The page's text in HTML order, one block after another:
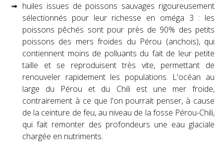
huiles issues de poissons sauvages rigoureusement
sélectionnés pour leur richesse en oméga 3 : les
poissons pêchés sont pour près de 90% des petits
poissons des mers froides du Pérou (anchois), qui
contiennent moins de polluants du fait de leur petite
taille et se reproduisent très vite, permettant de
renouveler rapidement les populations. L'océan au
large du Pérou et du Chili est une mer froide,
contrairement à ce que l'on pourrait penser, à cause
de la ceinture de feu, au niveau de la fosse Pérou-Chili,
qui fait remonter des profondeurs une eau glaciale
chargée en nutriments.